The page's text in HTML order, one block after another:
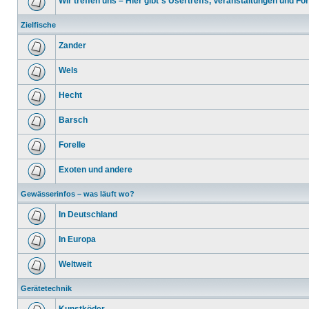
Zielfische
Zander
Wels
Hecht
Barsch
Forelle
Exoten und andere
Gewässerinfos – was läuft wo?
In Deutschland
In Europa
Weltweit
Gerätetechnik